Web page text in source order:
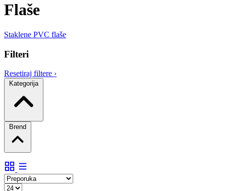
Flaše
Staklene PVC flaše
Filteri
Resetiraj filtere ›
Kategorija
Brend